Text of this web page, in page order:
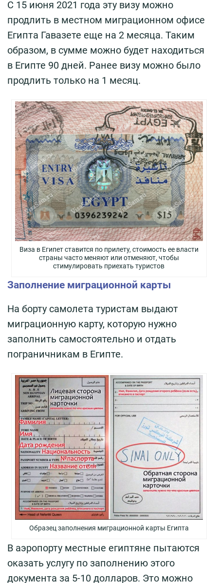
С 15 июня 2021 года эту визу можно
продлить в местном миграционном офисе
Египта Гавазете еще на 2 месяца. Таким
образом, в сумме можно будет находиться
в Египте 90 дней. Ранее визу можно было
продлить только на 1 месяц.
Виза в Египет ставится по прилету, стоимость ее власти
страны часто меняют или отменяют, чтобы
стимулировать приехать туристов
Заполнение миграционной карты
На борту самолета туристам выдают
миграционную карту, которую нужно
заполнить самостоятельно и отдать
пограничникам в Египте.
Образец заполнения миграционной карты Египта
В аэропорту местные египтяне пытаются
оказать услугу по заполнению этого
документа за 5-10 долларов. Это можно